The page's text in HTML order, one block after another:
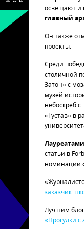
освещают и
главный
Он также
проекты.
Среди
столичной
Затон» с
музей
небоскреб
«Густав» в
статьи в
номинации
заказчик
Лучшим
«Прогулки с